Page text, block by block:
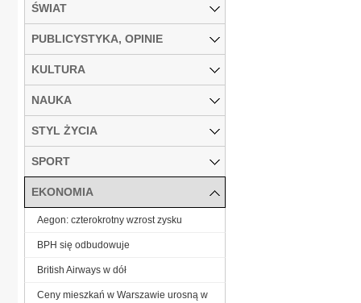
ŚWIAT
PUBLICYSTYKA, OPINIE
KULTURA
NAUKA
STYL ŻYCIA
SPORT
EKONOMIA
Aegon: czterokrotny wzrost zysku
BPH się odbudowuje
British Airways w dół
Ceny mieszkań w Warszawie urosną w